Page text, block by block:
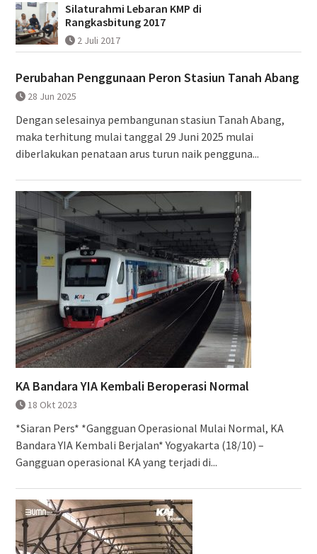
Silaturahmi Lebaran KMP di
Rangkasbitung 2017
2 Juli 2017
Perubahan Penggunaan Peron Stasiun Tanah Abang
28 Jun 2025
Dengan selesainya pembangunan stasiun Tanah Abang,
maka terhitung mulai tanggal 29 Juni 2025 mulai
diberlakukan penataan arus turun naik pengguna...
KA Bandara YIA Kembali Beroperasi Normal
18 Okt 2023
*Siaran Pers* *Gangguan Operasional Mulai Normal, KA
Bandara YIA Kembali Berjalan* Yogyakarta (18/10) –
Gangguan operasional KA yang terjadi di...